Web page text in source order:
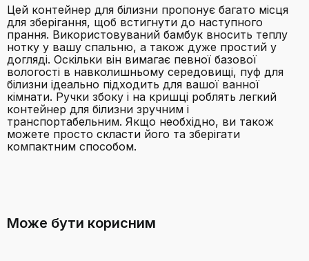
Цей контейнер для білизни пропонує багато місця
для зберігання, щоб встигнути до наступного
прання. Використовуваний бамбук вносить теплу
нотку у вашу спальню, а також дуже простий у
догляді. Оскільки він вимагає певної базової
вологості в навколишньому середовищі, пуф для
білизни ідеально підходить для вашої ванної
кімнати. Ручки збоку і на кришці роблять легкий
контейнер для білизни зручним і
транспортабельним. Якщо необхідно, ви також
можете просто скласти його та зберігати
компактним способом.
Вага в упаковці 2.4 кг
Може бути корисним